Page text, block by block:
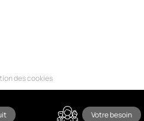
Votre besoin
des cookies